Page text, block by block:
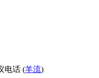
电话 (羊流)